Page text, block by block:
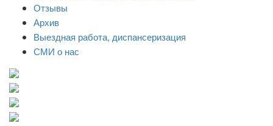
Отзывы
Архив
Выездная работа, диспансеризация
СМИ о нас